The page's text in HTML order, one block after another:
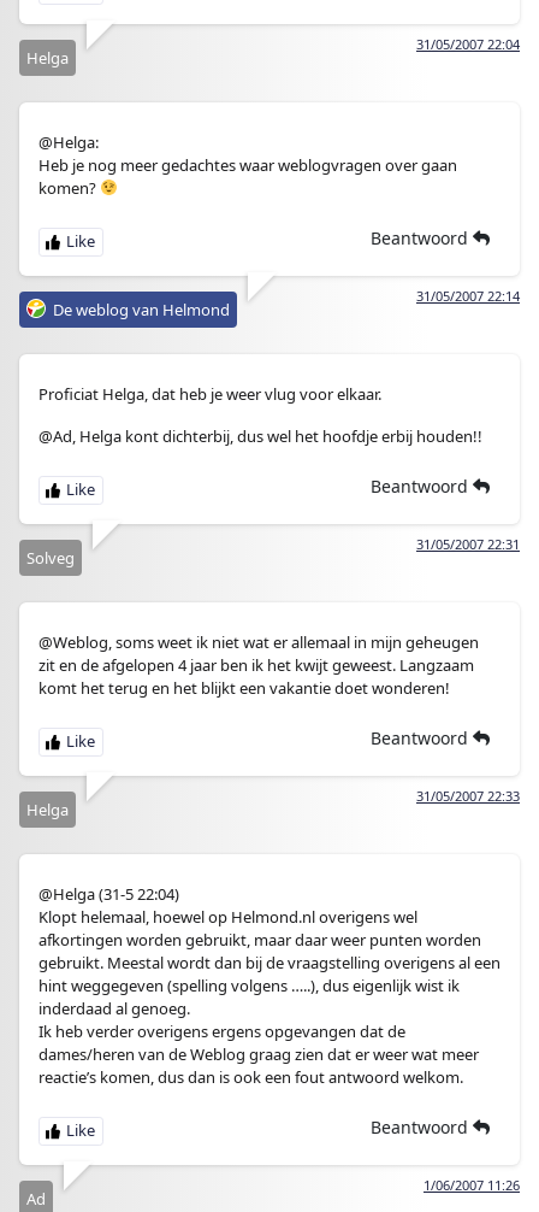
31/05/2007 22:04
Helga
@Helga:
Heb je nog meer gedachtes waar weblogvragen over gaan
komen?
Beantwoord
31/05/2007 22:14
De weblog van Helmond
Proficiat Helga, dat heb je weer vlug voor elkaar.
@Ad, Helga kont dichterbij, dus wel het hoofdje erbij houden!!
Beantwoord
31/05/2007 22:31
Solveg
@Weblog, soms weet ik niet wat er allemaal in mijn geheugen
zit en de afgelopen 4 jaar ben ik het kwijt geweest. Langzaam
komt het terug en het blijkt een vakantie doet wonderen!
Beantwoord
31/05/2007 22:33
Helga
@Helga (31-5 22:04)
Klopt helemaal, hoewel op Helmond.nl overigens wel
afkortingen worden gebruikt, maar daar weer punten worden
gebruikt. Meestal wordt dan bij de vraagstelling overigens al een
hint weggegeven (spelling volgens …..), dus eigenlijk wist ik
inderdaad al genoeg.
Ik heb verder overigens ergens opgevangen dat de
dames/heren van de Weblog graag zien dat er weer wat meer
reactie’s komen, dus dan is ook een fout antwoord welkom.
Beantwoord
1/06/2007 11:26
Ad